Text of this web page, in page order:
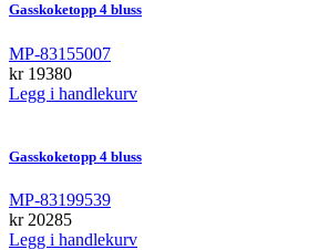
Gasskoketopp 4 bluss
MP-83155007
kr19380
Legg i handlekurv
Gasskoketopp 4 bluss
MP-83199539
kr20285
Legg i handlekurv